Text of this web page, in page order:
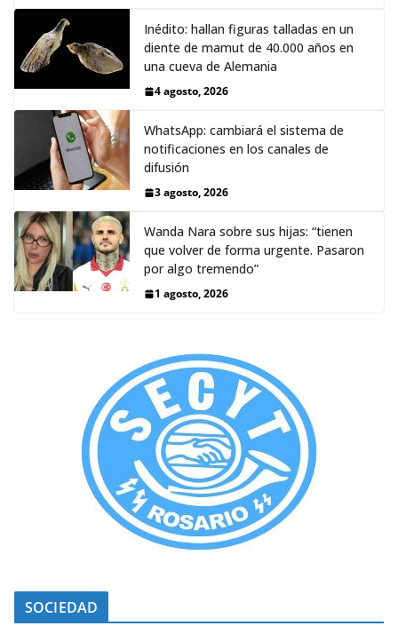
Inédito: hallan figuras talladas en un
diente de mamut de 40.000 años en
una cueva de Alemania
4 agosto, 2026
WhatsApp: cambiará el sistema de
notificaciones en los canales de
difusión
3 agosto, 2026
Wanda Nara sobre sus hijas: “tienen
que volver de forma urgente. Pasaron
por algo tremendo”
1 agosto, 2026
SOCIEDAD